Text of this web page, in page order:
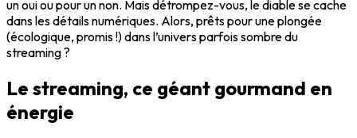
un oui ou pour un non. Mais détrompez-vous, le diable se cache
dans les détails numériques. Alors, prêts pour une plongée
(écologique, promis !) dans l’univers parfois sombre du
streaming ?
Le streaming, ce géant gourmand en
énergie